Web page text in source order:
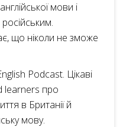
мови і
що ніколи не зможе
Podcast. Цікаві
learners про
в Британії й
мову.